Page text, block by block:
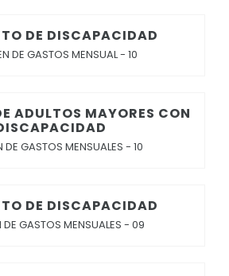
DE DISCAPACIDAD
DE GASTOS MENSUAL - 10
ADULTOS MAYORES CON
DE GASTOS MENSUALES - 10
DE DISCAPACIDAD
DE GASTOS MENSUALES - 09